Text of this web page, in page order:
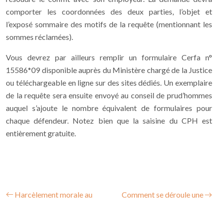
comporter les coordonnées des deux parties, l’objet et
l’exposé sommaire des motifs de la requête (mentionnant les
sommes réclamées).
Vous devrez par ailleurs remplir un formulaire Cerfa n°
15586*09 disponible auprès du Ministère chargé de la Justice
ou téléchargeable en ligne sur des sites dédiés. Un exemplaire
de la requête sera ensuite envoyé au conseil de prud’hommes
auquel s’ajoute le nombre équivalent de formulaires pour
chaque défendeur. Notez bien que la saisine du CPH est
entièrement gratuite.
Harcèlement morale au
Comment se déroule une